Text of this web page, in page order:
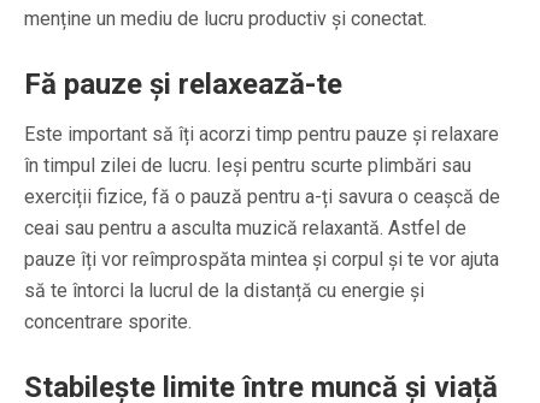
menține un mediu de lucru productiv și conectat.
Fă pauze și relaxează-te
Este important să îți acorzi timp pentru pauze și relaxare
în timpul zilei de lucru. Ieși pentru scurte plimbări sau
exerciții fizice, fă o pauză pentru a-ți savura o ceașcă de
ceai sau pentru a asculta muzică relaxantă. Astfel de
pauze îți vor reîmprospăta mintea și corpul și te vor ajuta
să te întorci la lucrul de la distanță cu energie și
concentrare sporite.
Stabilește limite între muncă și viață